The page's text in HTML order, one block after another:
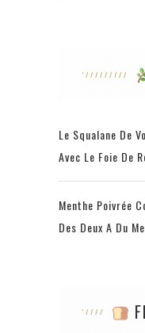
Le Squalane De
Avec Le Foie De
Menthe Poivrée
Des Deux A Du